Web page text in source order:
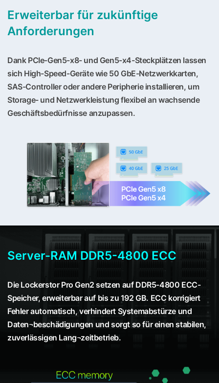
Erweiterbar für zukünftige
Anforderungen
Dank PCIe-Gen5-x8- und Gen5-x4-Steckplätzen lassen
sich High-Speed-Geräte wie 50 GbE-Netzwerkkarten,
SAS-Controller oder andere Peripherie installieren, um
Storage- und Netzwerkleistung flexibel an wachsende
Geschäftsbedürfnisse anzupassen.
Server-RAM DDR5-4800 ECC
Die Lockerstor Pro Gen2 setzen auf DDR5-4800 ECC-
Speicher, erweiterbar auf bis zu 192 GB. ECC korrigiert
Fehler automatisch, verhindert Systemabstürze und
Daten¬beschädigungen und sorgt so für einen stabilen,
zuverlässigen Lang¬zeitbetrieb.